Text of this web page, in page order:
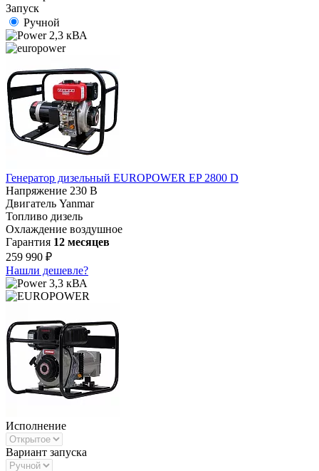
Запуск
Ручной
2,3 кВА
Генератор дизельный EUROPOWER EP 2800 D
Напряжение 230 В
Двигатель Yanmar
Топливо дизель
Охлаждение воздушное
Гарантия 12 месяцев
259 990 ₽
Нашли дешевле?
3,3 кВА
Исполнение
Вариант запуска